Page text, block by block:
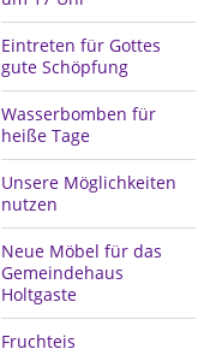
Eintreten für Gottes
gute Schöpfung
Wasserbomben für
heiße Tage
Unsere Möglichkeiten
nutzen
Neue Möbel für das
Gemeindehaus
Holtgaste
Fruchteis